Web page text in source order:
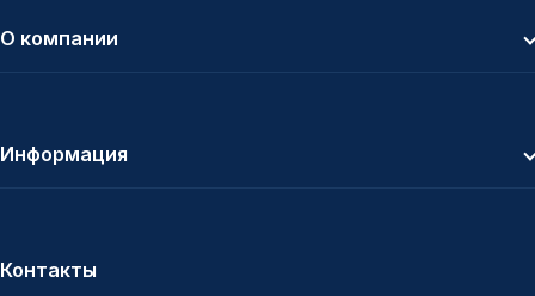
О компании
Информация
Контакты